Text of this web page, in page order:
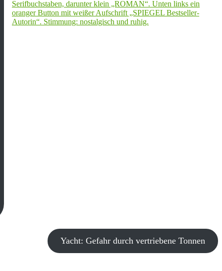
Yacht: Gefahr durch vertriebene Tonnen